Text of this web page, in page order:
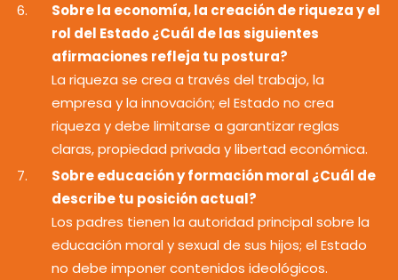
Sobre la economía, la creación de riqueza y el
rol del Estado ¿Cuál de las siguientes
afirmaciones refleja tu postura?
La riqueza se crea a través del trabajo, la
empresa y la innovación; el Estado no crea
riqueza y debe limitarse a garantizar reglas
claras, propiedad privada y libertad económica.
Sobre educación y formación moral ¿Cuál de
describe tu posición actual?
Los padres tienen la autoridad principal sobre la
educación moral y sexual de sus hijos; el Estado
no debe imponer contenidos ideológicos.